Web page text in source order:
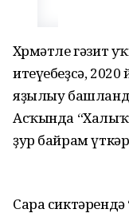
Хөрмәтле гәзит
итеүебеҙсә,
яҙылыу
Асҡында “Халыҡ-
ҙур байрам
Сара